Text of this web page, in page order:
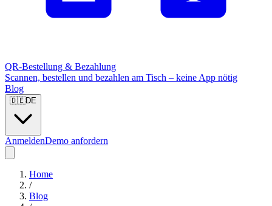
QR-Bestellung & Bezahlung
Scannen, bestellen und bezahlen am Tisch – keine App nötig
Blog
🇩🇪DE
AnmeldenDemo anfordern
Home
/
Blog